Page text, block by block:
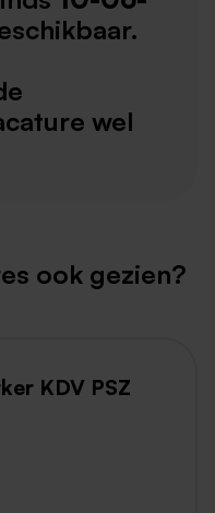
wel
ook gezien?
KDV PSZ